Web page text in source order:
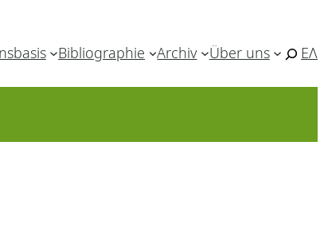
Bibliographie Archiv Über uns ΕΛ